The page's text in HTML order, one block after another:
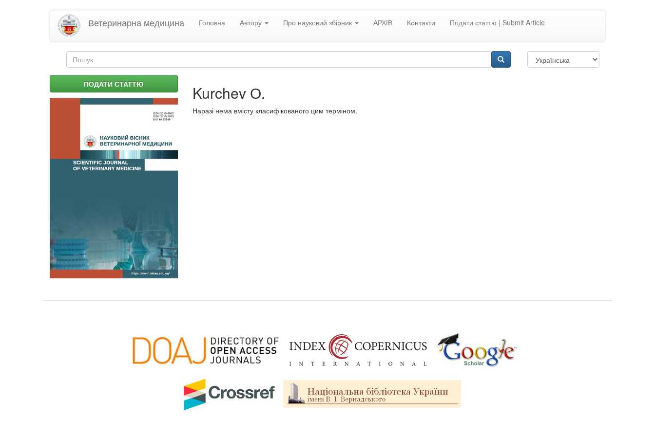
Ветеринарна медицина Головна Автору Про науковий збірник АРХІВ Контакти Подати статтю | Submit Article
Пошукова
форма
ПОДАТИ СТАТТЮ Kurchev О.
Наразі нема вмісту класифікованого цим терміном.